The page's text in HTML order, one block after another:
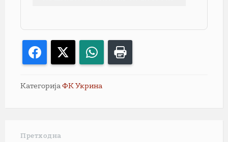
Facebook WhatsApp
Категорија ФК Укрина
Претходна